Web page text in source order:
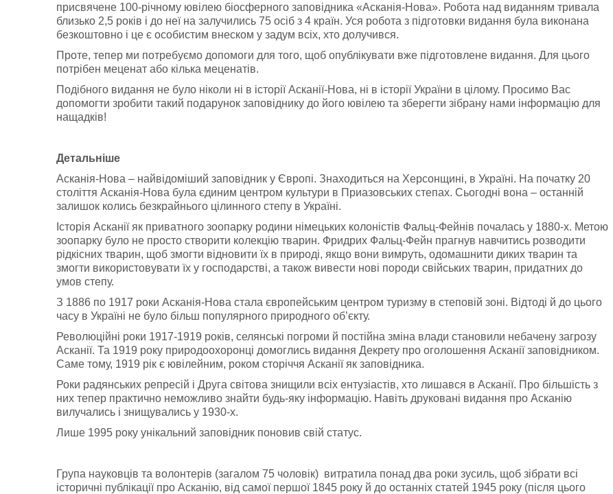
присвячене 100-річному ювілею біосферного заповідника «Асканія-Нова». Робота над виданням тривала
близько 2,5 років і до неї на залучились 75 осіб з 4 країн. Уся робота з підготовки видання була виконана
безкоштовно і це є особистим внеском у задум всіх, хто долучився.
Проте, тепер ми потребуємо допомоги для того, щоб опублікувати вже підготовлене видання. Для цього
потрібен меценат або кілька меценатів.
Подібного видання не було ніколи ні в історії Асканії-Нова, ні в історії України в цілому. Просимо Вас
допомогти зробити такий подарунок заповіднику до його ювілею та зберегти зібрану нами інформацію для
нащадків!
Детальніше
Асканія-Нова – найвідоміший заповідник у Європі. Знаходиться на Херсонщині, в Україні. На початку 20
століття Асканія-Нова була єдиним центром культури в Приазовських степах. Сьогодні вона – останній
залишок колись безкрайнього цілинного степу в Україні.
Історія Асканії як приватного зоопарку родини німецьких колоністів Фальц-Фейнів почалась у 1880-х. Метою
зоопарку було не просто створити колекцію тварин. Фридрих Фальц-Фейн прагнув навчитись розводити
рідкісних тварин, щоб змогти відновити їх в природі, якщо вони вимруть, одомашнити диких тварин та
змогти використовувати їх у господарстві, а також вивести нові породи свійських тварин, придатних до
умов степу.
З 1886 по 1917 роки Асканія-Нова стала європейським центром туризму в степовій зоні. Відтоді й до цього
часу в Україні не було більш популярного природного об’єкту.
Революційні роки 1917-1919 років, селянські погроми й постійна зміна влади становили небачену загрозу
Асканії. Та 1919 року природоохоронці домоглись видання Декрету про оголошення Асканії заповідником.
Саме тому, 1919 рік є ювілейним, роком сторіччя Асканії як заповідника.
Роки радянських репресій і Друга світова знищили всіх ентузіастів, хто лишався в Асканії. Про більшість з
них тепер практично неможливо знайти будь-яку інформацію. Навіть друковані видання про Асканію
вилучались і знищувались у 1930-х.
Лише 1995 року унікальний заповідник поновив свій статус.
Група науковців та волонтерів (загалом 75 чоловік) витратила понад два роки зусиль, щоб зібрати всі
історичні публікації про Асканію, від самої першої 1845 року й до останніх статей 1945 року (після цього